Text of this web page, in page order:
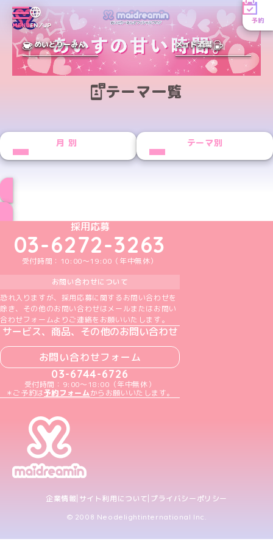
MENUEN／JP
予約
めいどりーみん メイド酒場
テーマ一覧
月別 テーマ別
めいどりーみんTikTok公式アカウント
めいどりーみんX公式アカウント
めいどりーみんInstagram公式アカウント
めいどりーみんFacebook公式アカウン
めいどりーみんYouTube公式アカ
採用応募
03-6272-3263
受付時間：10:00～19:00（年中無休）
お問い合わせについて
恐れ入りますが、採用応募に関するお問い合わせを
除き、その他のお問い合わせはメールまたはお問い
合わせフォームよりご連絡をお願いいたします。
サービス、商品、その他のお問い合わせ
お問い合わせフォーム
03-6744-6726
受付時間：9:00～18:00（年中無休）
＊ご予約は予約フォームからお願いいたします。
企業情報 サイト利用について プライバシーポリシー
© 2008 Neodelightinternational Inc.